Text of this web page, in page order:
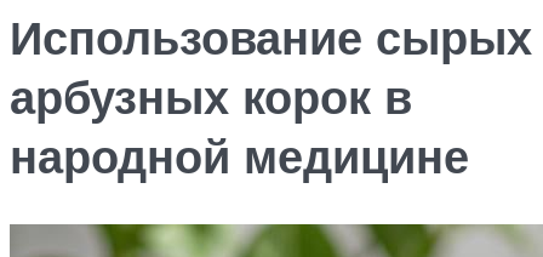
Использование сырых
арбузных корок в
народной медицине